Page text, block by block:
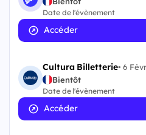
Date de l'évènement
Accéder
Cultura Billetterie•6
Bientôt
Date de l'évènement
Accéder